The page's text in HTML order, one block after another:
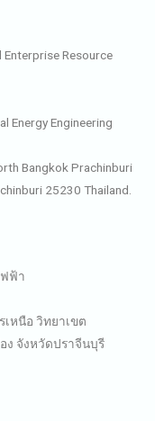
Enterprise Resource
Energy Engineering
Bangkok Prachinburi
25230 Thailand.
ฟ้า
เหนือ วิทยาเขต
ง จังหวัดปราจีนบุรี